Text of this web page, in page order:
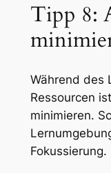
Tipp 8:
Während des
Ressourcen
minimieren.
Fokussierung.